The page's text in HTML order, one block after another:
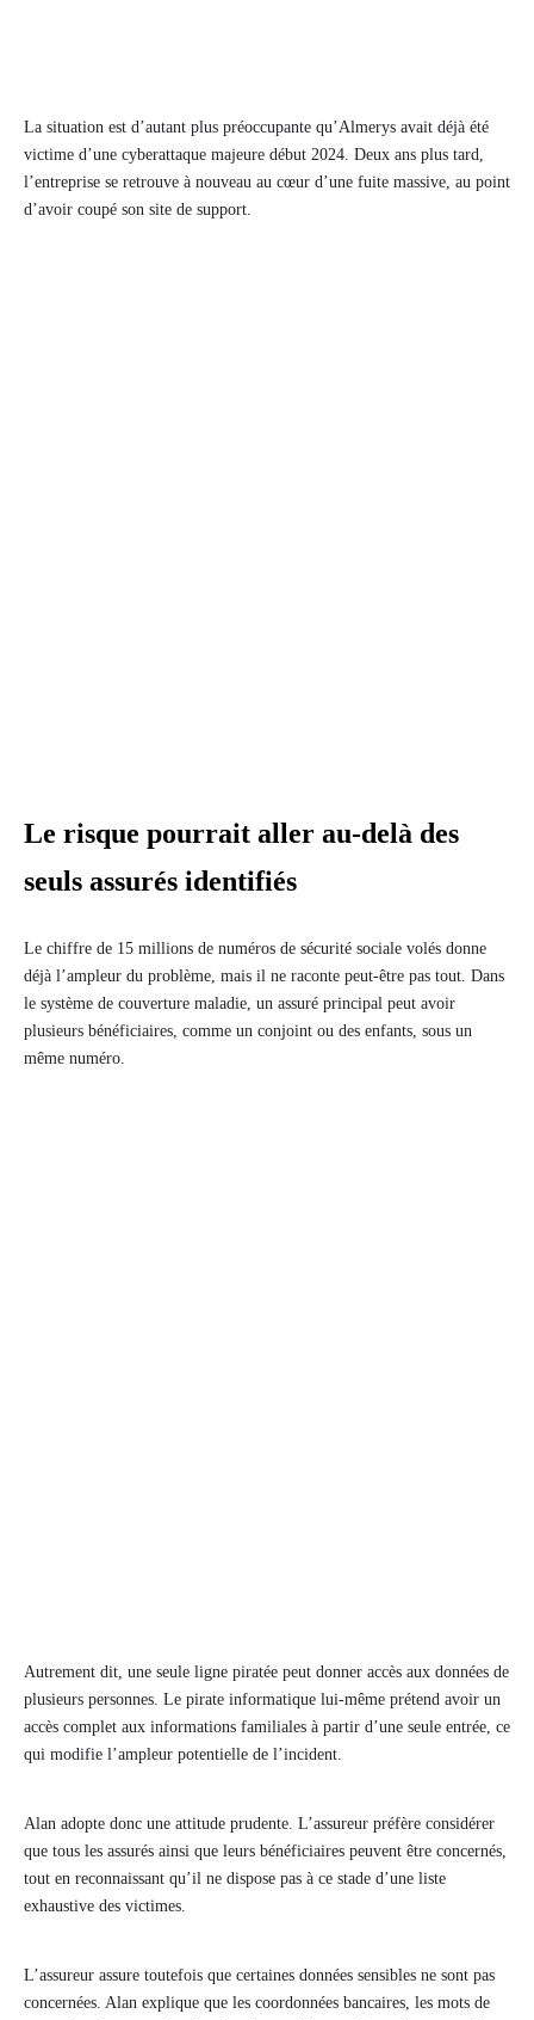
La situation est d’autant plus préoccupante qu’Almerys avait déjà été
victime d’une cyberattaque majeure début 2024. Deux ans plus tard,
l’entreprise se retrouve à nouveau au cœur d’une fuite massive, au point
d’avoir coupé son site de support.
Le risque pourrait aller au-delà des
seuls assurés identifiés
Le chiffre de 15 millions de numéros de sécurité sociale volés donne
déjà l’ampleur du problème, mais il ne raconte peut-être pas tout. Dans
le système de couverture maladie, un assuré principal peut avoir
plusieurs bénéficiaires, comme un conjoint ou des enfants, sous un
même numéro.
Autrement dit, une seule ligne piratée peut donner accès aux données de
plusieurs personnes. Le pirate informatique lui-même prétend avoir un
accès complet aux informations familiales à partir d’une seule entrée, ce
qui modifie l’ampleur potentielle de l’incident.
Alan adopte donc une attitude prudente. L’assureur préfère considérer
que tous les assurés ainsi que leurs bénéficiaires peuvent être concernés,
tout en reconnaissant qu’il ne dispose pas à ce stade d’une liste
exhaustive des victimes.
L’assureur assure toutefois que certaines données sensibles ne sont pas
concernées. Alan explique que les coordonnées bancaires, les mots de